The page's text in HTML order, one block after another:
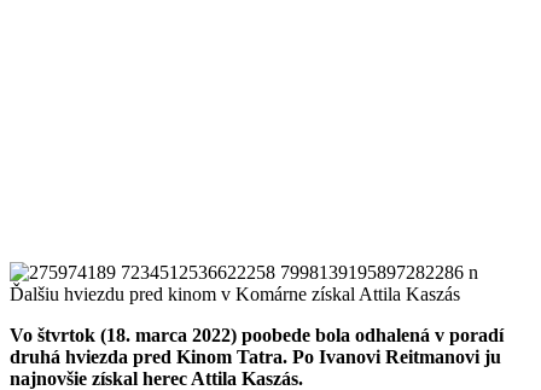
Vo štvrtok (18. marca 2022) poobede bola odhalená v poradí
druhá hviezda pred Kinom Tatra. Po Ivanovi Reitmanovi ju
najnovšie získal herec Attila Kaszás.